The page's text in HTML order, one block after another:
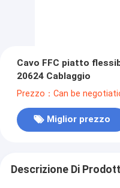
Cavo FFC piatto
20624 Cablaggio
Prezzo：Can be
Miglior prezzo
Descrizione Di